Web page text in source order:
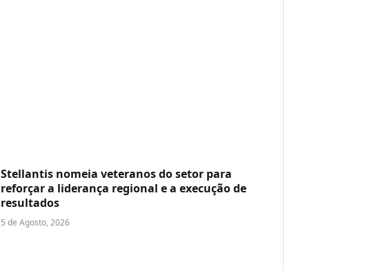
Stellantis nomeia veteranos do setor para
reforçar a liderança regional e a execução de
resultados
5 de Agosto, 2026